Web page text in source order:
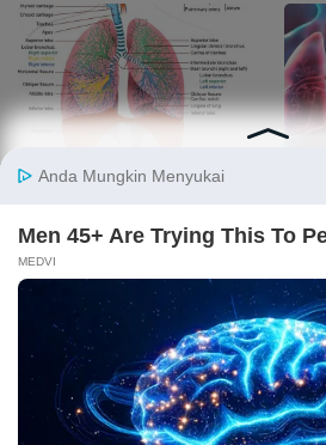
Pengertian Respirasi,
4 Fungsi Trakea sebagai
Organ Pernapasan
8